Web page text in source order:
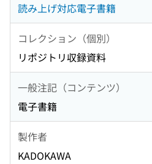
読み上げ対応電子書籍
コレクション（個別）
リポジトリ収録資料
一般注記（コンテンツ）
電子書籍
製作者
KADOKAWA